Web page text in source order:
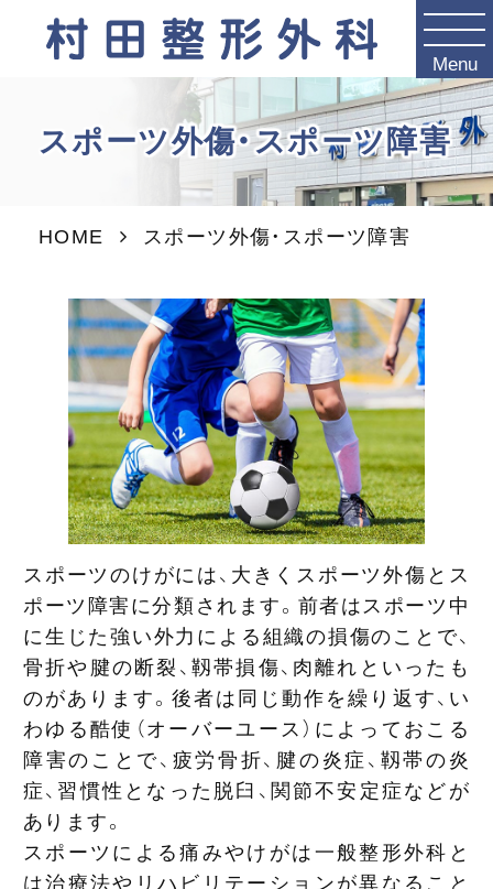
Menu
スポーツ外傷・スポーツ障害
HOME スポーツ外傷・スポーツ障害
スポーツのけがには、大きくスポーツ外傷とス
ポーツ障害に分類されます。前者はスポーツ中
に生じた強い外力による組織の損傷のことで、
骨折や腱の断裂、靱帯損傷、肉離れといったも
のがあります。後者は同じ動作を繰り返す、い
わゆる酷使（オーバーユース）によっておこる
障害のことで、疲労骨折、腱の炎症、靱帯の炎
症、習慣性となった脱臼、関節不安定症などが
あります。
スポーツによる痛みやけがは一般整形外科と
は治療法やリハビリテーションが異なること